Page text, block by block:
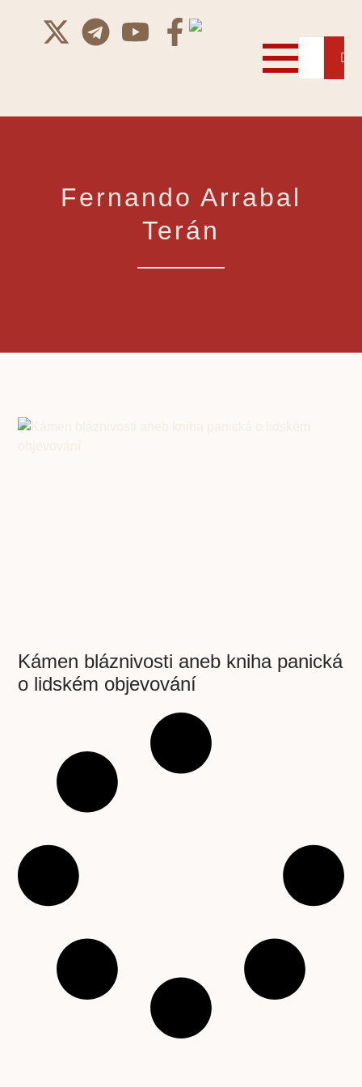
Fernando Arrabal
Terán
Kámen bláznivosti aneb kniha panická
o lidském objevování